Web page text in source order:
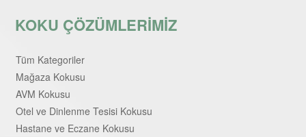
KOKU ÇÖZÜMLERİMİZ
Tüm Kategoriler
Mağaza Kokusu
AVM Kokusu
Otel ve Dinlenme Tesisi Kokusu
Hastane ve Eczane Kokusu